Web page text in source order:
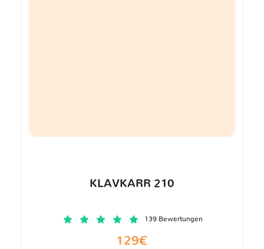
KLAVKARR 210
139 Bewertungen
129€